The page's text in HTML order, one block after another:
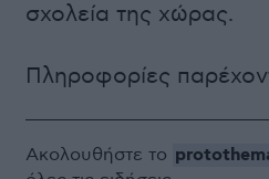
σχολεία της χώρας.
Πληροφορίες
Ακολουθήστε το